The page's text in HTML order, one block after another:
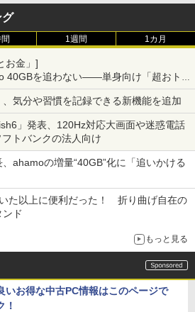
グ
1週間 1カ月
お金」]
40GBを追わない――単身向け「超おトク
注意点
、気分や習慣を記録できる新機能を追加
」発表、120Hz対応大画面や迷惑電話
トバンクの法人向け
ahamoの増量“40GB”化に「追いかける
た以上に便利だった！ 折り曲げ自在の
ド
もっと見る
いお得な中古PC情報はこのページで
！